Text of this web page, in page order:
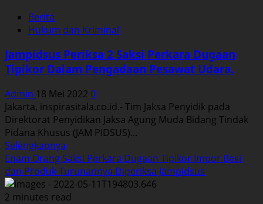
Dugaan
Penyalahgunaan
Fasilitas
Berikat
Dan
Kite
Berita
Hukum dan Kriminal
Jampidsus Periksa 2 Saksi Perkara Dugaan
Tipikor Dalam Pengadaan Pesawat Udara.
Admin 18 Mei 2022 0
Jakarta, inspirasitala.co.id.- Tim Jaksa Penyidik pada
Direktorat Penyidikan Jaksa Agung Muda Bidang Tindak
Pidana Khusus (JAM PIDSUS)...
Selengkapnya
more
about
Jampidsus
Periksa
Enam Orang Saksi Perkara Dugaan Tipikor Impor Besi
dan Produk Turunannya Diperiksa Jampidsus
2 minutes read